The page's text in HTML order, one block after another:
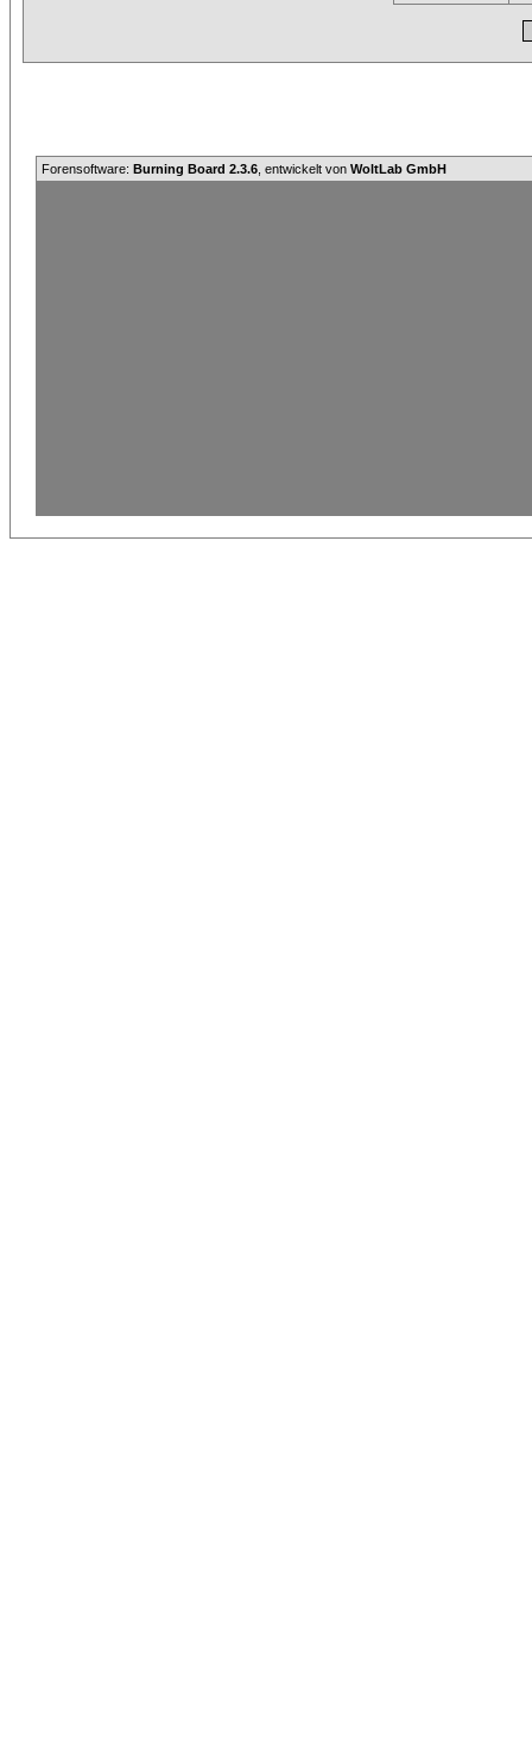
Forensoftware: Burning Board 2.3.6 , entwickelt von WoltLab GmbH